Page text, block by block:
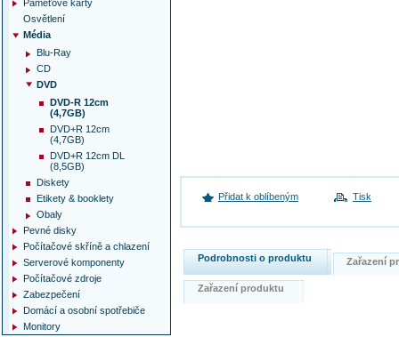
Přidat k oblíbeným Tisk
Podrobnosti o produktu Zařazení
Zařazení produktu
Paměťové karty
Osvětlení
Média
Blu-Ray
CD
DVD
DVD-R 12cm
(4,7GB)
DVD+R 12cm
(4,7GB)
DVD+R 12cm DL
(8,5GB)
Diskety
Etikety & booklety
Obaly
Pevné disky
Počítačové skříně a chlazení
Serverové komponenty
Počítačové zdroje
Zabezpečení
Domácí a osobní spotřebiče
Monitory